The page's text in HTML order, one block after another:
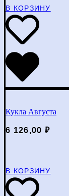
В КОРЗИНУ
Кукла Августа
6 126,00 ₽
В КОРЗИНУ